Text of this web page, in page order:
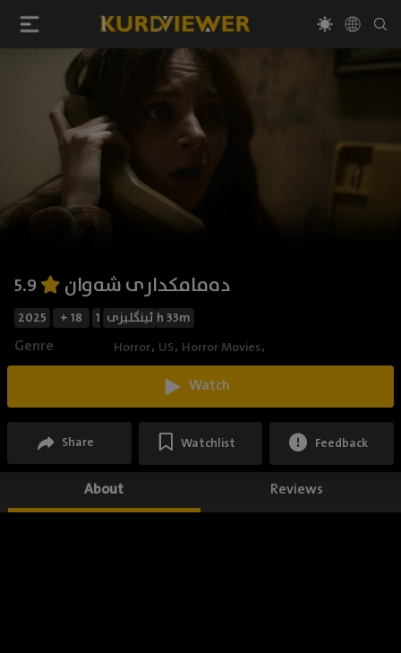
دەمامکداری شەوان
2025 + 18 ئینگلیزی 1h 33m
Genre Horror, US, Horror Movies,
Watch
Share Watchlist Feedback
About Reviews